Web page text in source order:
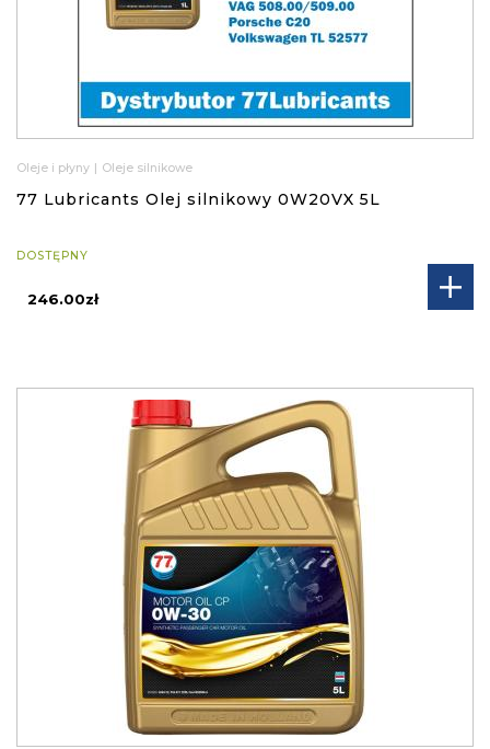
Oleje i płyny | Oleje silnikowe
77 Lubricants Olej silnikowy 0W20VX 5L
DOSTĘPNY
246.00zł